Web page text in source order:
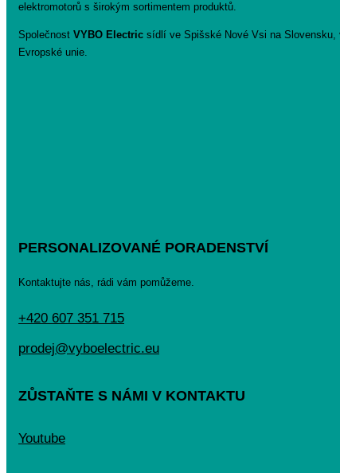
elektromotorů s širokým sortimentem produktů.
Společnost VYBO Electric sídlí ve Spišské Nové Vsi na Slovensku,
Evropské unie.
PERSONALIZOVANÉ PORADENSTVÍ
Kontaktujte nás, rádi vám pomůžeme.
+420 607 351 715
prodej@vyboelectric.eu
ZŮSTAŇTE S NÁMI V KONTAKTU
Youtube